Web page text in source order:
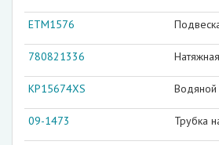
ETM1576
780821336
KP15674XS Водяной
09-1473 Трубка